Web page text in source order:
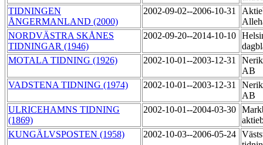
TIDNINGEN
ÅNGERMANLAND (2000)
2002-09-02--2006-10-31
NORDVÄSTRA SKÅNES
TIDNINGAR (1946)
2002-09-20--2014-10-10
MOTALA TIDNING (1926)
2002-10-01--2003-12-31
AB
VADSTENA TIDNING (1974)
2002-10-01--2003-12-31
AB
ULRICEHAMNS TIDNING
(1869)
2002-10-01--2004-03-30
KUNGÄLVSPOSTEN (1958)
2002-10-03--2006-05-24